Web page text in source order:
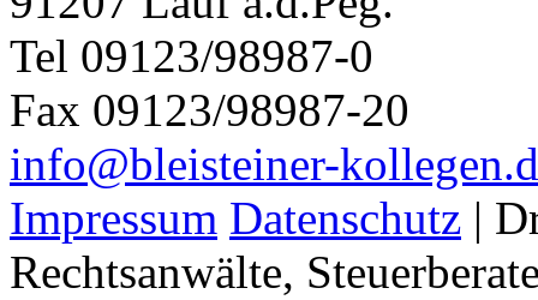
Tel 09123/98987-0
Fax 09123/98987-20
info@bleisteiner-
Impressum Datenschutz |
Rechtsanwälte,